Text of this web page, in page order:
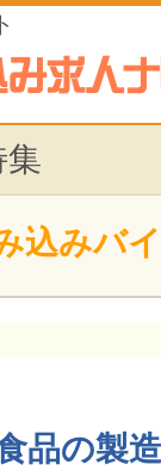
集
込みバ
品の製